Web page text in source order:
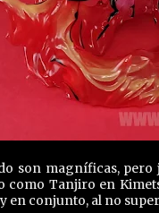
son magníficas,
como Tanjiro en
en conjunto, al no